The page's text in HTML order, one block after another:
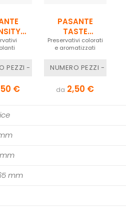
DOTS
PEZZI - 3 PEZZI
€
PASANTE
TASTE
FLAVOURS
Preservativi colorati
e aromatizzati
NUMERO PEZZI - 3
da 2,50 €
mm